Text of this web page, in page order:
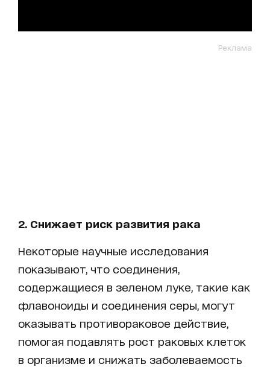
Реклама
2. Снижает риск развития рака
Некоторые научные исследования
показывают, что соединения,
содержащиеся в зеленом луке, такие как
флавоноиды и соединения серы, могут
оказывать противораковое действие,
помогая подавлять рост раковых клеток
в организме и снижать заболеваемость